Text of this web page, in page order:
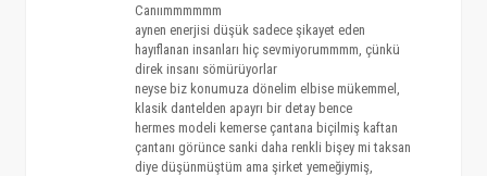
Canıımmmmmm
aynen enerjisi düşük sadece şikayet eden
hayıflanan insanları hiç sevmiyorummmm, çünkü
direk insanı sömürüyorlar
neyse biz konumuza dönelim elbise mükemmel,
klasik dantelden apayrı bir detay bence
hermes modeli kemerse çantana biçilmiş kaftan
çantanı görünce sanki daha renkli bişey mi taksan
diye düşünmüştüm ama şirket yemeğiymiş,